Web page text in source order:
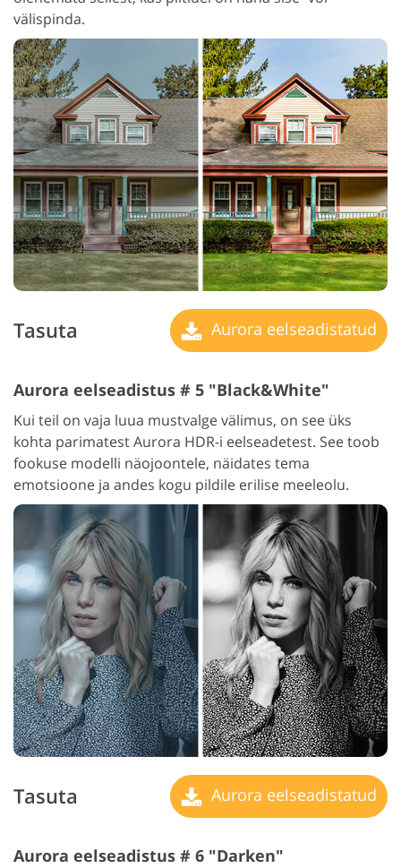
välispinda.
Tasuta Aurora eelseadistatud
Aurora eelseadistus # 5 "Black&White"
Kui teil on vaja luua mustvalge välimus, on see üks
kohta parimatest Aurora HDR-i eelseadetest. See toob
fookuse modelli näojoontele, näidates tema
emotsioone ja andes kogu pildile erilise meeleolu.
Tasuta Aurora eelseadistatud
Aurora eelseadistus # 6 "Darken"